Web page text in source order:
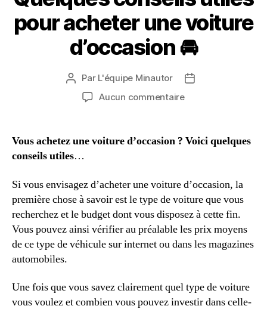
pour acheter une voiture
d’occasion 🚘
Auteur
l’article
Par L'équipe Minautor
Date
Aucun commentairesur
utiles
voiture
d’occasion
🚘
Vous achetez une voiture d’occasion ? Voici quelques
conseils utiles…
Si vous envisagez d’acheter une voiture d’occasion, la
première chose à savoir est le type de voiture que vous
recherchez et le budget dont vous disposez à cette fin.
Vous pouvez ainsi vérifier au préalable les prix moyens
de ce type de véhicule sur internet ou dans les magazines
automobiles.
Une fois que vous savez clairement quel type de voiture
vous voulez et combien vous pouvez investir dans celle-